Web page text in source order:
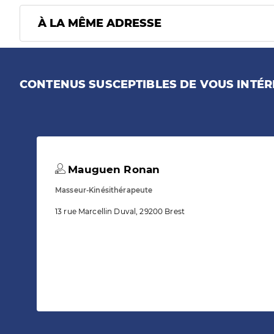
À LA MÊME ADRESSE
CONTENUS SUSCEPTIBLES DE VOUS
Mauguen Ronan
Masseur-Kinésithérapeute
13 rue Marcellin Duval, 29200 Brest